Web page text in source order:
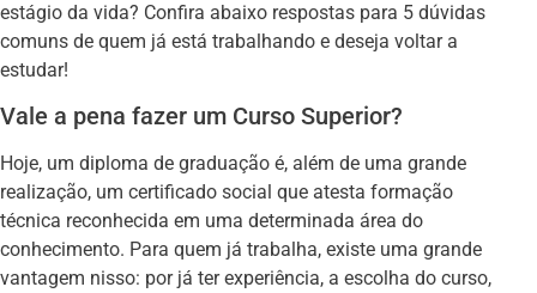
estágio da vida? Confira abaixo respostas para 5 dúvidas
comuns de quem já está trabalhando e deseja voltar a
estudar!
Vale a pena fazer um Curso Superior?
Hoje, um diploma de graduação é, além de uma grande
realização, um certificado social que atesta formação
técnica reconhecida em uma determinada área do
conhecimento. Para quem já trabalha, existe uma grande
vantagem nisso: por já ter experiência, a escolha do curso,